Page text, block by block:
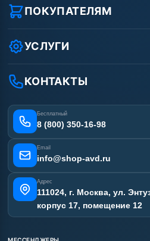
Реквизиты ООО «Шоп
Защита данных клиента
Условия соглашения
Вакансии
Статьи
ПОКУПАТЕЛЯМ
Как заказать?
Оплата
Доставка
Лизинг
Получить скидку
УСЛУГИ
Услуги
Аренда АВД
Ремонт АВД
Сертификаты
Наши работы
Карта сайта
КОНТАКТЫ
Бесплатный
8 (800) 350-16-98
Email
info@shop-avd.ru
Адрес
111024, г. Москва, ул.
корпус 17, помещение 12